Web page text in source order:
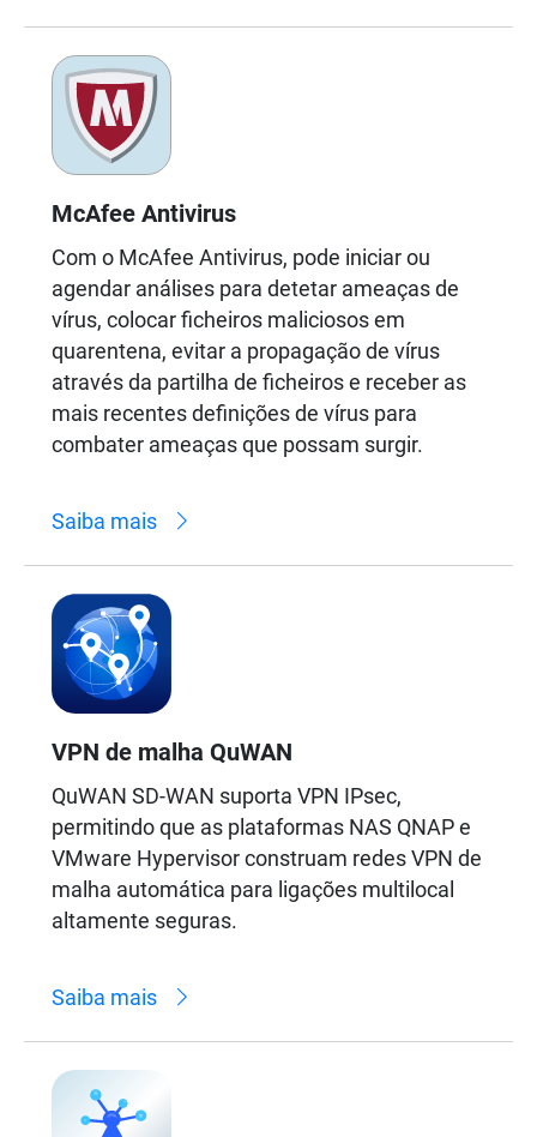
McAfee Antivirus
Com o McAfee Antivirus, pode iniciar ou
agendar análises para detetar ameaças de
vírus, colocar ficheiros maliciosos em
quarentena, evitar a propagação de vírus
através da partilha de ficheiros e receber as
mais recentes definições de vírus para
combater ameaças que possam surgir.
Saiba mais
VPN de malha QuWAN
QuWAN SD-WAN suporta VPN IPsec,
permitindo que as plataformas NAS QNAP e
VMware Hypervisor construam redes VPN de
malha automática para ligações multilocal
altamente seguras.
Saiba mais